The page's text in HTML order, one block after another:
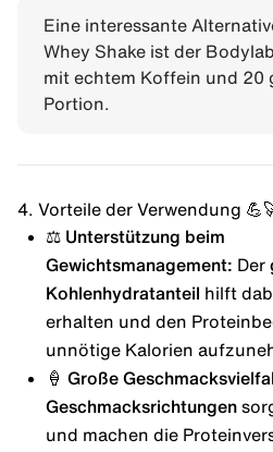
Eine interessante
Whey Shake ist der
mit echtem Koffein und 20
Portion.
4. Vorteile der Verwendung
⚖️ Unterstützung beim
Gewichtsmanagement: Der
Kohlenhydratanteil hilft
erhalten und den
unnötige Kalorien
🍦 Große
Geschmacksrichtungen
und machen die